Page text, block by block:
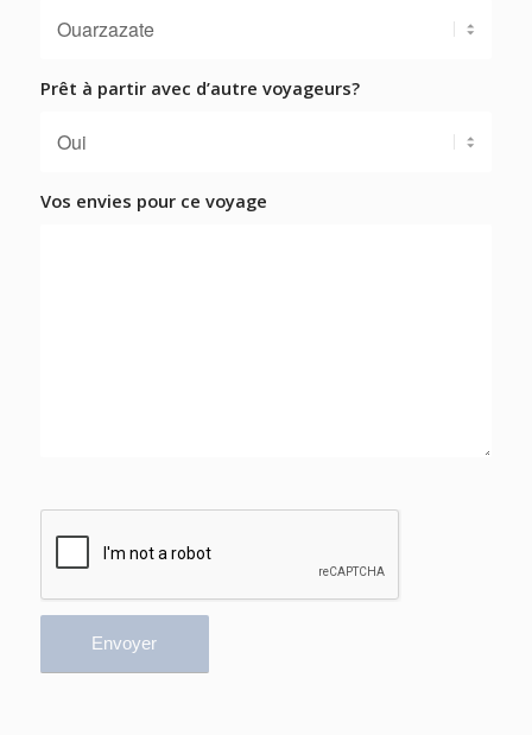
Prêt à partir avec d’autre voyageurs?
Vos envies pour ce voyage